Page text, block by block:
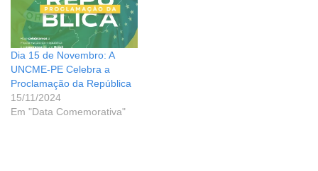
Dia 15 de Novembro: A
UNCME-PE Celebra a
Proclamação da República
15/11/2024
Em "Data Comemorativa"